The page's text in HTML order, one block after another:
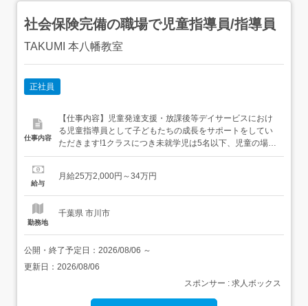
社会保険完備の職場で児童指導員/指導員
TAKUMI 本八幡教室
正社員
仕事内容
【仕事内容】児童発達支援・放課後等デイサービスにおけ
る児童指導員として子どもたちの成長をサポートをしてい
ただきます!1クラスにつき未就学児は5名以下、児童の場合
は10名前後の少人数制を導入。お子様の年齢や個性を見な
楽しみながらカラダのトレーニング 遊具の橋を使ってバラ
給与
月給25万2,000円～34万円
勤務地
千葉県 市川市
公開・終了予定日： 2026/08/06 ～
更新日： 2026/08/06
スポンサー : 求人ボックス